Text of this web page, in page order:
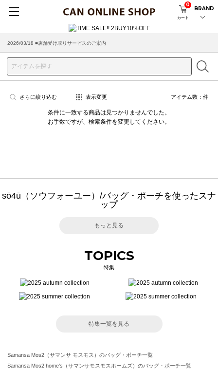
カート
0
BRAND
2026/03/18 ■店舗受け取りサービスのご案内
さらに絞り込む 表示変更 アイテム数： 件
条件に一致する商品は見つかりませんでした。
お手数ですが、検索条件を変更してください。
sō4ū（ソウフォーユー）/バッグ・ポーチを使ったスナ
ップ
もっと見る
TOPICS
特集
特集一覧を見る
Samansa Mos2（サマンサ モスモス）のバッグ・ポーチ一覧
Samansa Mos2 home's（サマンサモスモスホームズ）のバッグ・ポーチ一覧